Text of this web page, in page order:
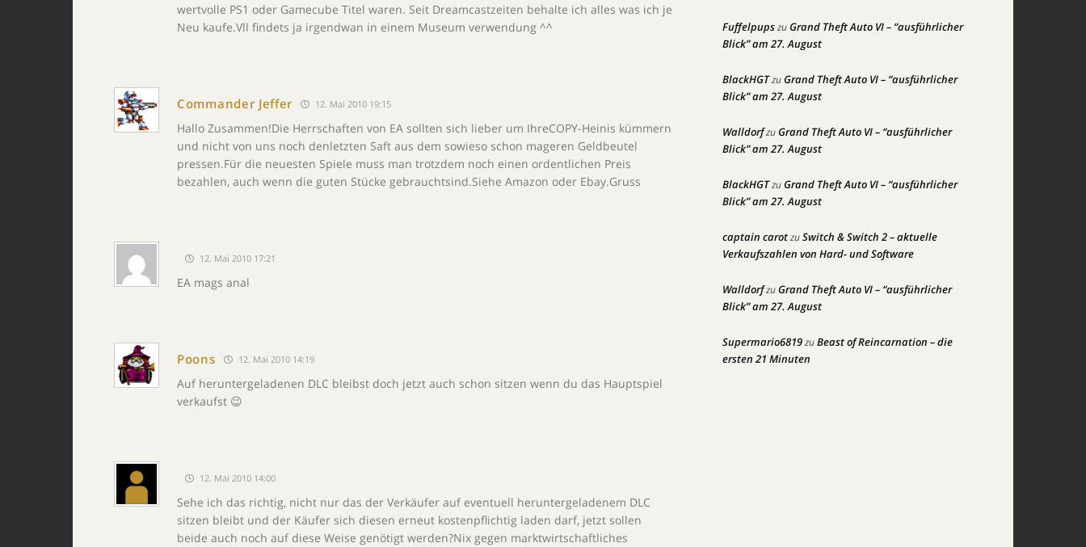
wertvolle PS1 oder Gamecube Titel waren. Seit Dreamcastzeiten behalte ich alles was ich je
Neu kaufe.Vll findets ja irgendwan in einem Museum verwendung ^^
Commander Jeffer 12. Mai 2010 19:15
Hallo Zusammen!Die Herrschaften von EA sollten sich lieber um IhreCOPY-Heinis kümmern
und nicht von uns noch denletzten Saft aus dem sowieso schon mageren Geldbeutel
pressen.Für die neuesten Spiele muss man trotzdem noch einen ordentlichen Preis
bezahlen, auch wenn die guten Stücke gebrauchtsind.Siehe Amazon oder Ebay.Gruss
12. Mai 2010 17:21
EA mags anal
Poons 12. Mai 2010 14:19
Auf heruntergeladenen DLC bleibst doch jetzt auch schon sitzen wenn du das Hauptspiel
verkaufst 😉
12. Mai 2010 14:00
Sehe ich das richtig, nicht nur das der Verkäufer auf eventuell heruntergeladenem DLC
sitzen bleibt und der Käufer sich diesen erneut kostenpflichtig laden darf, jetzt sollen
beide auch noch auf diese Weise genötigt werden?Nix gegen marktwirtschaftliches
FuffelpupszuGrand Theft Auto VI – “ausführlicher
Blick” am 27. August
BlackHGTzuGrand Theft Auto VI – “ausführlicher
Blick” am 27. August
WalldorfzuGrand Theft Auto VI – “ausführlicher
Blick” am 27. August
BlackHGTzuGrand Theft Auto VI – “ausführlicher
Blick” am 27. August
captain carotzuSwitch & Switch 2 – aktuelle
Verkaufszahlen von Hard- und Software
WalldorfzuGrand Theft Auto VI – “ausführlicher
Blick” am 27. August
Supermario6819zuBeast of Reincarnation – die
ersten 21 Minuten